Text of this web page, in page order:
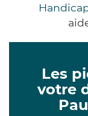
Les
votre